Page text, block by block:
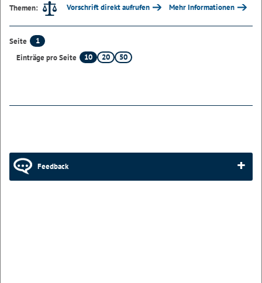
Themen:
Vorschrift direkt aufrufen Mehr Informationen
Seite
1
Einträge pro Seite
10 20 50
Feedback